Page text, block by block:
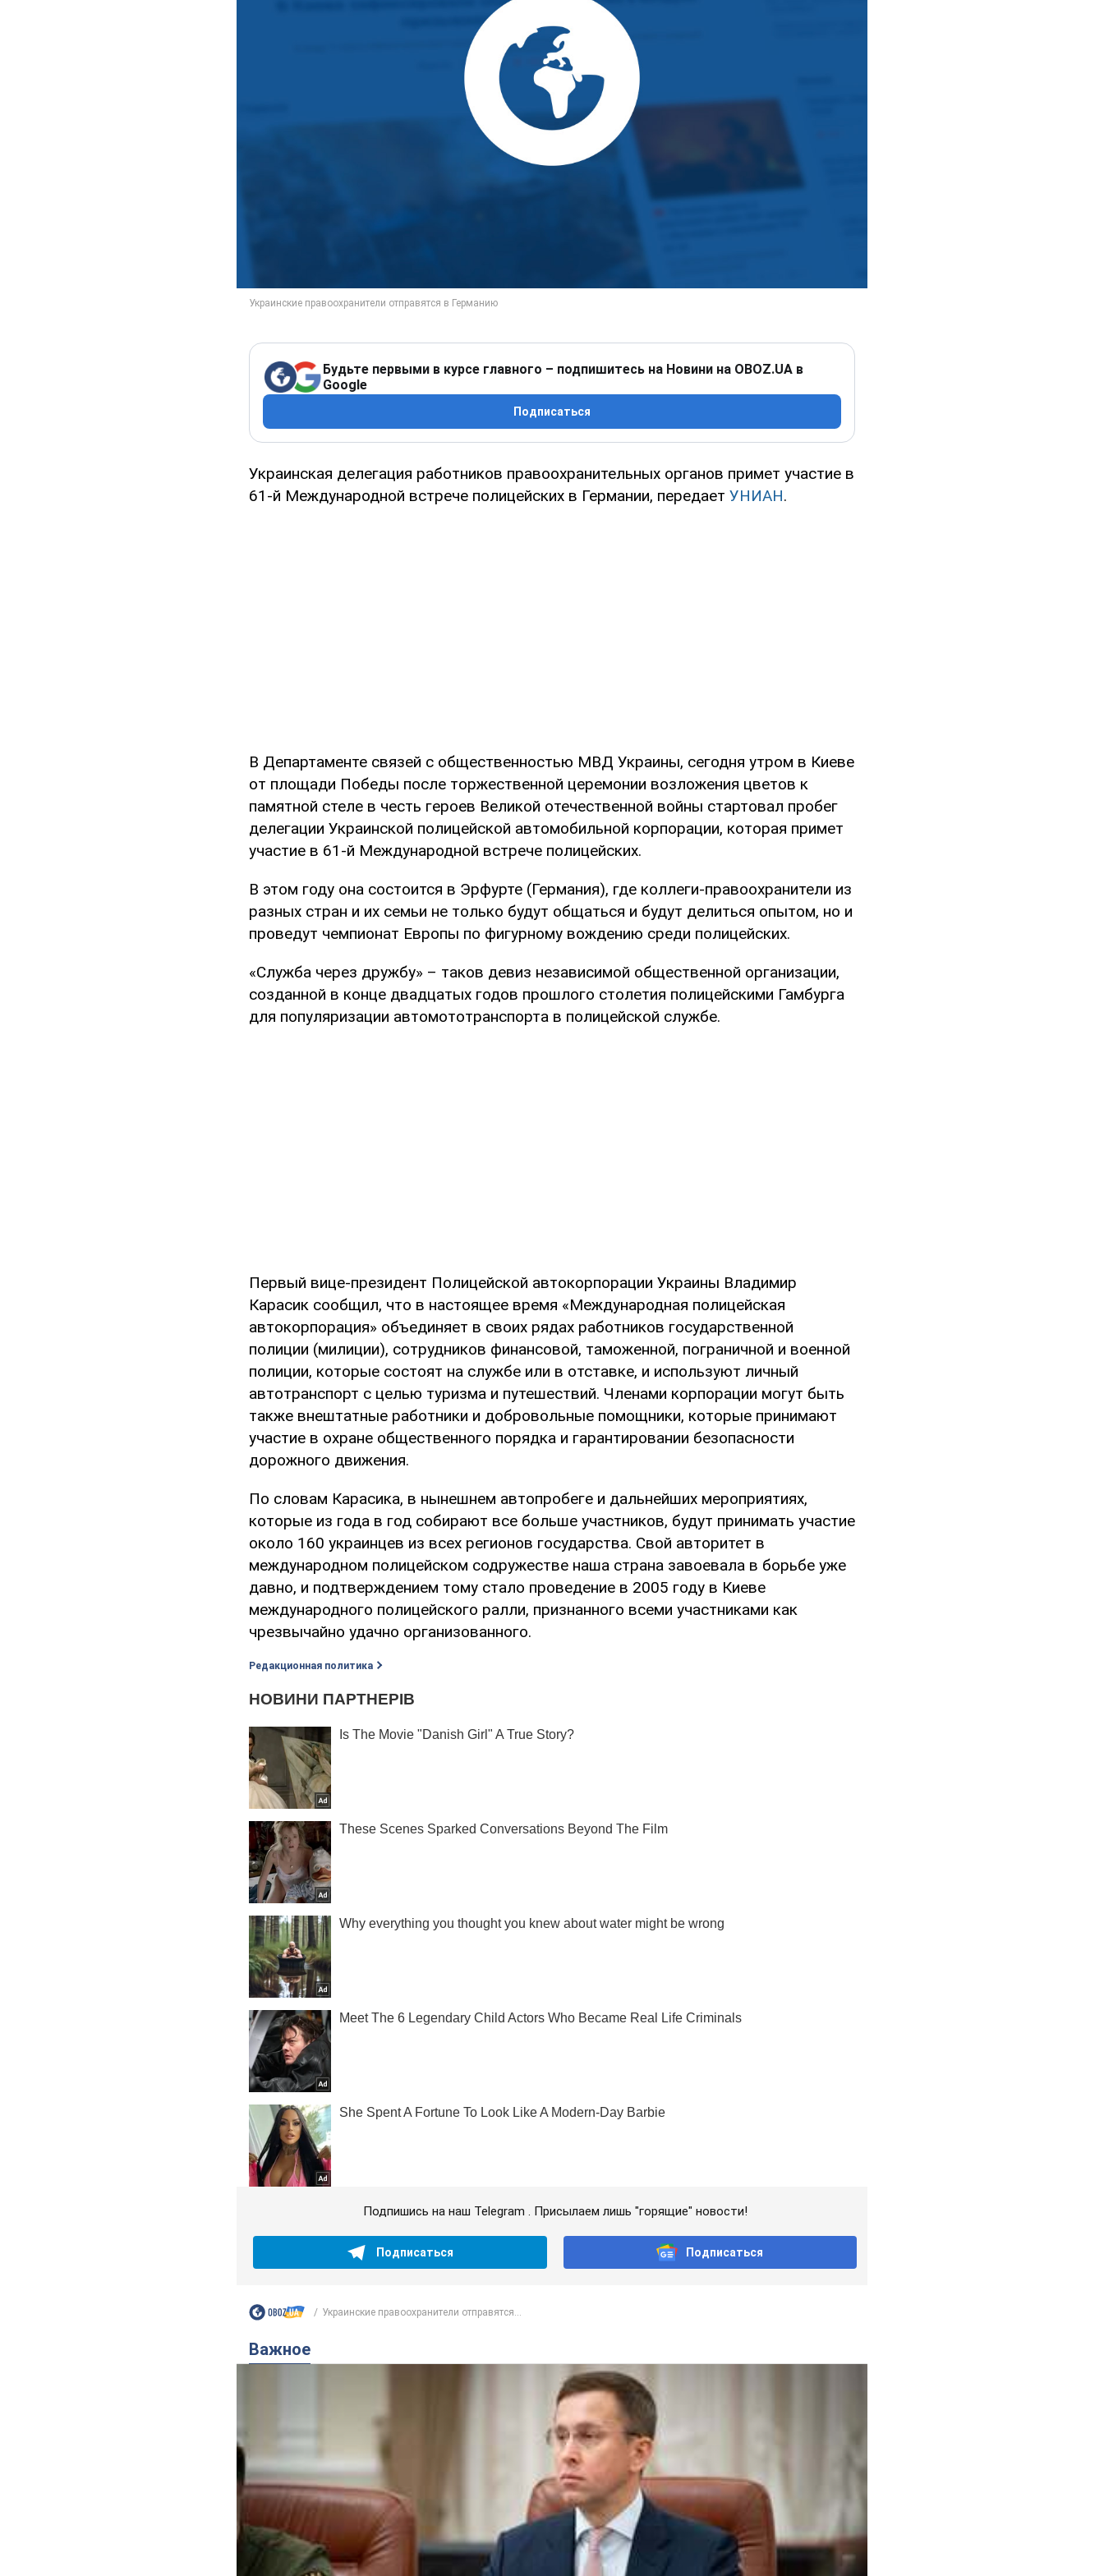
Будьте первыми в курсе главного – подпишитесь на Новини на OBOZ.UA в
Google
Подписаться
Украинская делегация работников правоохранительных органов примет участие в
61-й Международной встрече полицейских в Германии, передает УНИАН.
В Департаменте связей с общественностью МВД Украины, сегодня утром в Киеве
от площади Победы после торжественной церемонии возложения цветов к
памятной стеле в честь героев Великой отечественной войны стартовал пробег
делегации Украинской полицейской автомобильной корпорации, которая примет
участие в 61-й Международной встрече полицейских.
В этом году она состоится в Эрфурте (Германия), где коллеги-правоохранители из
разных стран и их семьи не только будут общаться и будут делиться опытом, но и
проведут чемпионат Европы по фигурному вождению среди полицейских.
«Служба через дружбу» – таков девиз независимой общественной организации,
созданной в конце двадцатых годов прошлого столетия полицейскими Гамбурга
для популяризации автомототранспорта в полицейской службе.
Первый вице-президент Полицейской автокорпорации Украины Владимир
Карасик сообщил, что в настоящее время «Международная полицейская
автокорпорация» объединяет в своих рядах работников государственной
полиции (милиции), сотрудников финансовой, таможенной, пограничной и военной
полиции, которые состоят на службе или в отставке, и используют личный
автотранспорт с целью туризма и путешествий. Членами корпорации могут быть
также внештатные работники и добровольные помощники, которые принимают
участие в охране общественного порядка и гарантировании безопасности
дорожного движения.
По словам Карасика, в нынешнем автопробеге и дальнейших мероприятиях,
которые из года в год собирают все больше участников, будут принимать участие
около 160 украинцев из всех регионов государства. Свой авторитет в
международном полицейском содружестве наша страна завоевала в борьбе уже
давно, и подтверждением тому стало проведение в 2005 году в Киеве
международного полицейского ралли, признанного всеми участниками как
чрезвычайно удачно организованного.
Редакционная политика
Подпишись на наш Telegram . Присылаем лишь "горящие" новости!
Подписаться Подписаться
Украинские правоохранители отправятся...
Важное